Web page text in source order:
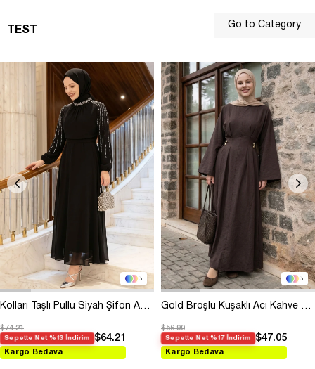
TEST
3
Kolları Taşlı Pullu Siyah Şifon Abiye
$74.21
Sepette Net %13 İndirim $64.21
Kargo Bedava
3
Gold Broşlu Kuşaklı Acı Kahve Modal Elbise
$56.90
Sepette Net %17 İndirim $47.05
Kargo Bedava
Go to Category